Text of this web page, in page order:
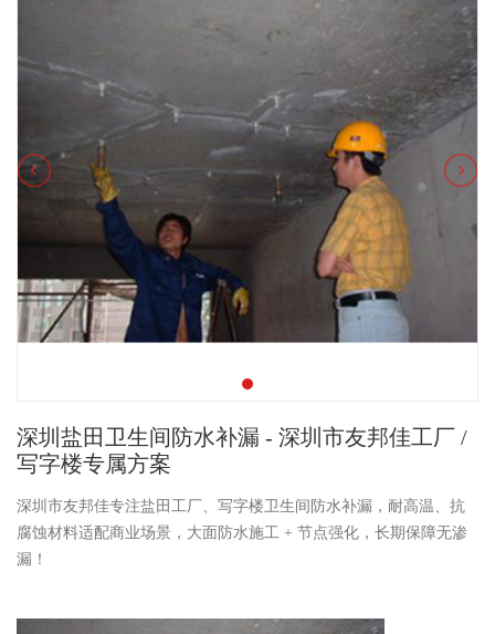
深圳盐田卫生间防水补漏 - 深圳市友邦佳工厂 /
写字楼专属方案
深圳市友邦佳专注盐田工厂、写字楼卫生间防水补漏，耐高温、抗
腐蚀材料适配商业场景，大面防水施工 + 节点强化，长期保障无渗
漏！